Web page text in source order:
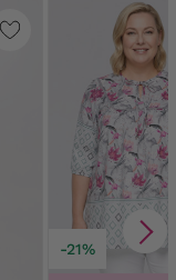
-21%